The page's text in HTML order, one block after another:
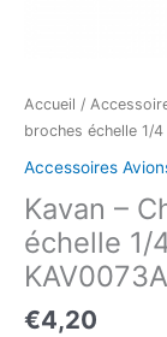
Accueil /
broches échelle 1/
Accessoires
Kavan –
échelle 1/
KAV0073A
€4,20